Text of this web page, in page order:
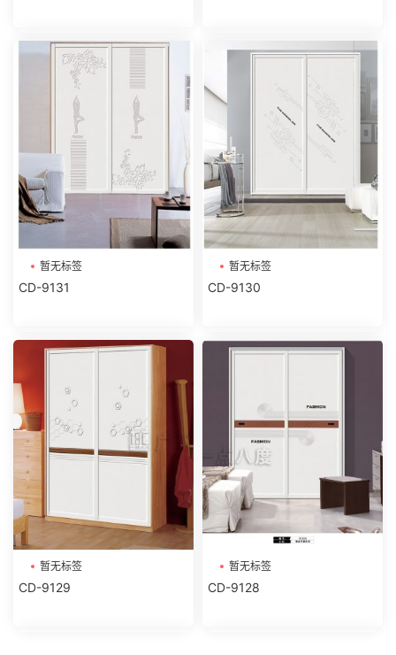
暂无标签
CD-9131
暂无标签
CD-9130
暂无标签
CD-9129
暂无标签
CD-9128